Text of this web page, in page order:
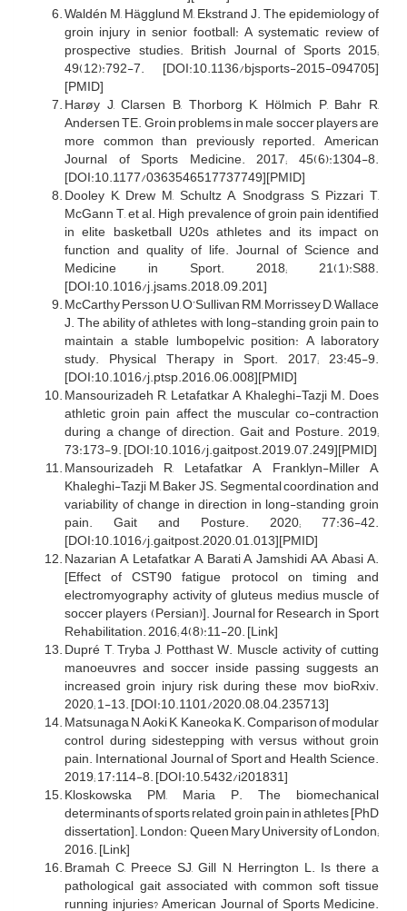
Waldén M, Hägglund M, Ekstrand J. The epidemiology of
groin injury in senior football: A systematic review of
prospective studies. British Journal of Sports 2015;
49(12):792-7. [DOI:10.1136/bjsports-2015-094705]
[PMID]
Harøy J, Clarsen B, Thorborg K, Hölmich P, Bahr R,
Andersen TE. Groin problems in male soccer players are
more common than previously reported. American
Journal of Sports Medicine. 2017; 45(6):1304-8.
[DOI:10.1177/0363546517737749][PMID]
Dooley K, Drew M, Schultz A, Snodgrass S, Pizzari T,
McGann T, et al. High prevalence of groin pain identified
in elite basketball U20s athletes and its impact on
function and quality of life. Journal of Science and
Medicine in Sport. 2018; 21(1):S88.
[DOI:10.1016/j.jsams.2018.09.201]
McCarthy Persson U, O’Sullivan RM, Morrissey D, Wallace
J. The ability of athletes with long-standing groin pain to
maintain a stable lumbopelvic position: A laboratory
study. Physical Therapy in Sport. 2017; 23:45-9.
[DOI:10.1016/j.ptsp.2016.06.008][PMID]
Mansourizadeh R, Letafatkar A, Khaleghi-Tazji M. Does
athletic groin pain affect the muscular co-contraction
during a change of direction. Gait and Posture. 2019;
73:173-9. [DOI:10.1016/j.gaitpost.2019.07.249][PMID]
Mansourizadeh R, Letafatkar A, Franklyn-Miller A,
Khaleghi-Tazji M, Baker JS. Segmental coordination and
variability of change in direction in long-standing groin
pain. Gait and Posture. 2020; 77:36-42.
[DOI:10.1016/j.gaitpost.2020.01.013][PMID]
Nazarian A, Letafatkar A, Barati A, Jamshidi AA, Abasi A.
[Effect of CST90 fatigue protocol on timing and
electromyography activity of gluteus medius muscle of
soccer players (Persian)]. Journal for Research in Sport
Rehabilitation. 2016; 4(8):11-20. [Link]
Dupré T, Tryba J, Potthast W. Muscle activity of cutting
manoeuvres and soccer inside passing suggests an
increased groin injury risk during these mov bioRxiv.
2020; 1-13. [DOI:10.1101/2020.08.04.235713]
Matsunaga N, Aoki K, Kaneoka K. Comparison of modular
control during sidestepping with versus without groin
pain. International Journal of Sport and Health Science.
2019; 17:114-8. [DOI:10.5432/i201831]
Kloskowska PM, Maria P. The biomechanical
determinants of sports related groin pain in athletes [PhD
dissertation]. London: Queen Mary University of London;
2016. [Link]
Bramah C, Preece SJ, Gill N, Herrington L. Is there a
pathological gait associated with common soft tissue
running injuries? American Journal of Sports Medicine.